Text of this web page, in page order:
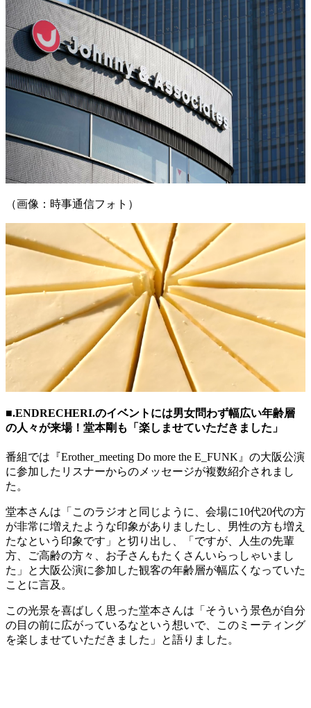
（画像：時事通信フォト）
■.ENDRECHERI.のイベントには男女問わず幅広い年齢層
の人々が来場！堂本剛も「楽しませていただきました」
番組では『Erother_meeting Do more the E_FUNK』の大阪公演
に参加したリスナーからのメッセージが複数紹介されまし
た。
堂本さんは「このラジオと同じように、会場に10代20代の方
が非常に増えたような印象がありましたし、男性の方も増え
たなという印象です」と切り出し、「ですが、人生の先輩
方、ご高齢の方々、お子さんもたくさんいらっしゃいまし
た」と大阪公演に参加した観客の年齢層が幅広くなっていた
ことに言及。
この光景を喜ばしく思った堂本さんは「そういう景色が自分
の目の前に広がっているなという想いで、このミーティング
を楽しませていただきました」と語りました。